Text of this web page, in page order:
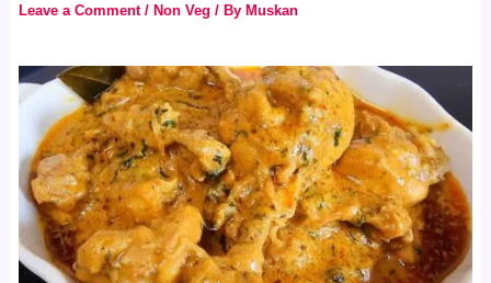
Leave a Comment / Non Veg / By Muskan